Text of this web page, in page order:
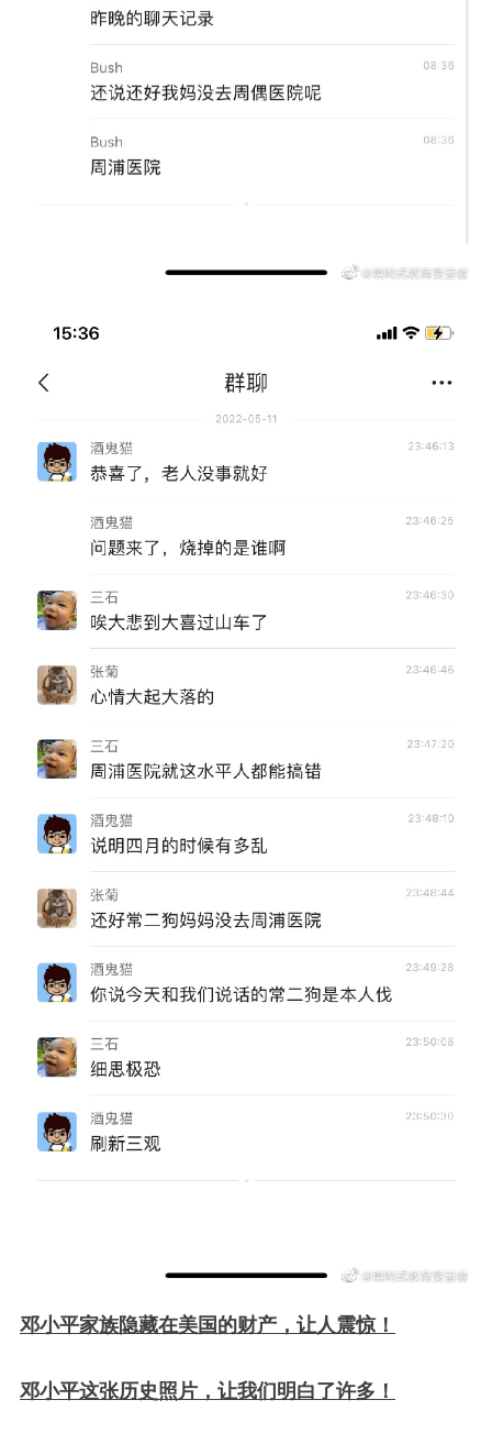
邓小平家族隐藏在美国的财产，让人震惊！
邓小平这张历史照片，让我们明白了许多！